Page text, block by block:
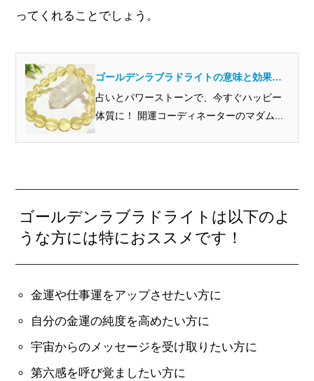
ってくれることでしょう。
ゴールデンラブラドライトの意味と効果を
開運のプロから見ると？
占いとパワーストーンで、今すぐハッピー
体質に！ 開運コーディネーターのマダム...
ゴールデンラブラドライトは以下のよ
うな方には特におススメです！
金運や仕事運をアップさせたい方に
自分の金運の純度を高めたい方に
宇宙からのメッセージを受け取りたい方に
第六感を呼び覚ましたい方に